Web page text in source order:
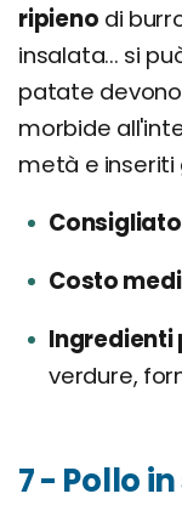
ripieno di
insalata... si
patate
morbide
metà e inseriti
Costo
Ingredienti
verdure,
7 - Pollo